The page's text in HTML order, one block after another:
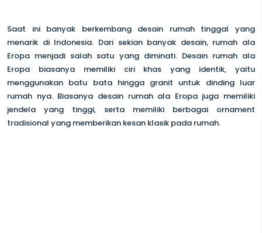
Saat ini banyak berkembang desain rumah tinggal yang
menarik di Indonesia. Dari sekian banyak desain, rumah ala
Eropa menjadi salah satu yang diminati. Desain rumah ala
Eropa biasanya memiliki ciri khas yang identik, yaitu
menggunakan batu bata hingga granit untuk dinding luar
rumah nya. Biasanya desain rumah ala Eropa juga memiliki
jendela yang tinggi, serta memiliki berbagai ornament
tradisional yang memberikan kesan klasik pada rumah.